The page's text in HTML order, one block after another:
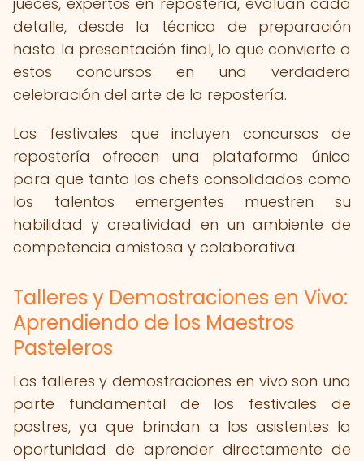
detalle, desde la técnica de preparación
hasta la presentación final, lo que convierte a
estos concursos en una verdadera
celebración del arte de la repostería.
Los festivales que incluyen concursos de
repostería ofrecen una plataforma única
para que tanto los chefs consolidados como
los talentos emergentes muestren su
habilidad y creatividad en un ambiente de
competencia amistosa y colaborativa.
Talleres y Demostraciones en Vivo:
Aprendiendo de los Maestros
Pasteleros
Los talleres y demostraciones en vivo son una
parte fundamental de los festivales de
postres, ya que brindan a los asistentes la
oportunidad de aprender directamente de